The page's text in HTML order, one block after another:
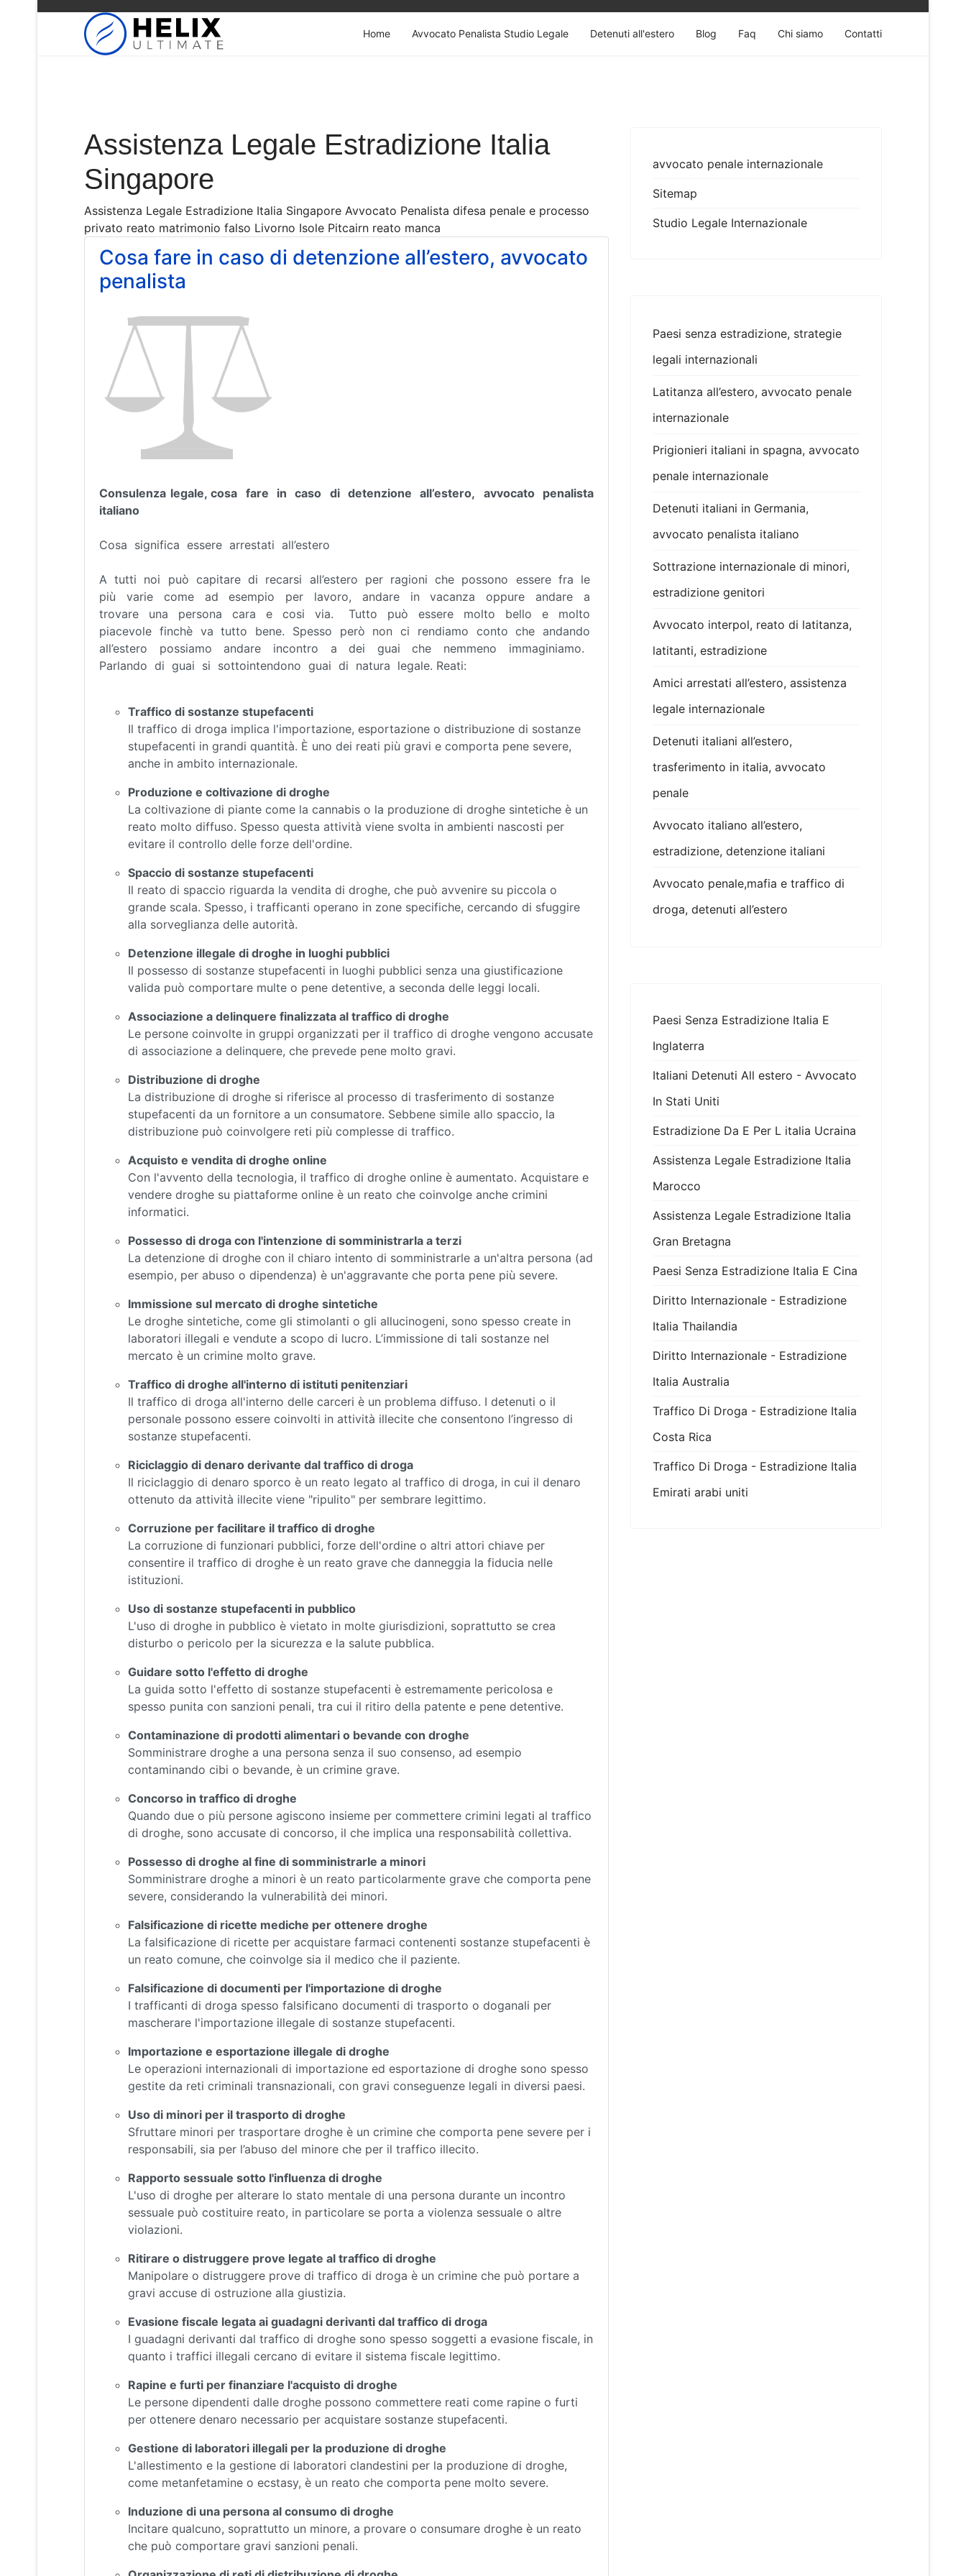
Home Avvocato Penalista Studio Legale Detenuti all'estero Blog Faq Chi siamo Contatti
Assistenza Legale Estradizione Italia
Singapore
Assistenza Legale Estradizione Italia Singapore Avvocato Penalista difesa penale e processo
privato reato matrimonio falso Livorno Isole Pitcairn reato manca
Cosa fare in caso di detenzione all’estero, avvocato
penalista
Consulenza legale, cosa fare in caso di detenzione all’estero, avvocato penalista
italiano
Cosa significa essere arrestati all’estero
A tutti noi può capitare di recarsi all’estero per ragioni che possono essere fra le
più varie come ad esempio per lavoro, andare in vacanza oppure andare a
trovare una persona cara e cosi via. Tutto può essere molto bello e molto
piacevole finchè va tutto bene. Spesso però non ci rendiamo conto che andando
all’estero possiamo andare incontro a dei guai che nemmeno immaginiamo.
Parlando di guai si sottointendono guai di natura legale. Reati:
Traffico di sostanze stupefacenti
Il traffico di droga implica l'importazione, esportazione o distribuzione di sostanze
stupefacenti in grandi quantità. È uno dei reati più gravi e comporta pene severe,
anche in ambito internazionale.
Produzione e coltivazione di droghe
La coltivazione di piante come la cannabis o la produzione di droghe sintetiche è un
reato molto diffuso. Spesso questa attività viene svolta in ambienti nascosti per
evitare il controllo delle forze dell'ordine.
Spaccio di sostanze stupefacenti
Il reato di spaccio riguarda la vendita di droghe, che può avvenire su piccola o
grande scala. Spesso, i trafficanti operano in zone specifiche, cercando di sfuggire
alla sorveglianza delle autorità.
Detenzione illegale di droghe in luoghi pubblici
Il possesso di sostanze stupefacenti in luoghi pubblici senza una giustificazione
valida può comportare multe o pene detentive, a seconda delle leggi locali.
Associazione a delinquere finalizzata al traffico di droghe
Le persone coinvolte in gruppi organizzati per il traffico di droghe vengono accusate
di associazione a delinquere, che prevede pene molto gravi.
Distribuzione di droghe
La distribuzione di droghe si riferisce al processo di trasferimento di sostanze
stupefacenti da un fornitore a un consumatore. Sebbene simile allo spaccio, la
distribuzione può coinvolgere reti più complesse di traffico.
Acquisto e vendita di droghe online
Con l'avvento della tecnologia, il traffico di droghe online è aumentato. Acquistare e
vendere droghe su piattaforme online è un reato che coinvolge anche crimini
informatici.
Possesso di droga con l'intenzione di somministrarla a terzi
La detenzione di droghe con il chiaro intento di somministrarle a un'altra persona (ad
esempio, per abuso o dipendenza) è un'aggravante che porta pene più severe.
Immissione sul mercato di droghe sintetiche
Le droghe sintetiche, come gli stimolanti o gli allucinogeni, sono spesso create in
laboratori illegali e vendute a scopo di lucro. L’immissione di tali sostanze nel
mercato è un crimine molto grave.
Traffico di droghe all'interno di istituti penitenziari
Il traffico di droga all'interno delle carceri è un problema diffuso. I detenuti o il
personale possono essere coinvolti in attività illecite che consentono l’ingresso di
sostanze stupefacenti.
Riciclaggio di denaro derivante dal traffico di droga
Il riciclaggio di denaro sporco è un reato legato al traffico di droga, in cui il denaro
ottenuto da attività illecite viene "ripulito" per sembrare legittimo.
Corruzione per facilitare il traffico di droghe
La corruzione di funzionari pubblici, forze dell'ordine o altri attori chiave per
consentire il traffico di droghe è un reato grave che danneggia la fiducia nelle
istituzioni.
Uso di sostanze stupefacenti in pubblico
L'uso di droghe in pubblico è vietato in molte giurisdizioni, soprattutto se crea
disturbo o pericolo per la sicurezza e la salute pubblica.
Guidare sotto l'effetto di droghe
La guida sotto l'effetto di sostanze stupefacenti è estremamente pericolosa e
spesso punita con sanzioni penali, tra cui il ritiro della patente e pene detentive.
Contaminazione di prodotti alimentari o bevande con droghe
Somministrare droghe a una persona senza il suo consenso, ad esempio
contaminando cibi o bevande, è un crimine grave.
Concorso in traffico di droghe
Quando due o più persone agiscono insieme per commettere crimini legati al traffico
di droghe, sono accusate di concorso, il che implica una responsabilità collettiva.
Possesso di droghe al fine di somministrarle a minori
Somministrare droghe a minori è un reato particolarmente grave che comporta pene
severe, considerando la vulnerabilità dei minori.
Falsificazione di ricette mediche per ottenere droghe
La falsificazione di ricette per acquistare farmaci contenenti sostanze stupefacenti è
un reato comune, che coinvolge sia il medico che il paziente.
Falsificazione di documenti per l'importazione di droghe
I trafficanti di droga spesso falsificano documenti di trasporto o doganali per
mascherare l'importazione illegale di sostanze stupefacenti.
Importazione e esportazione illegale di droghe
Le operazioni internazionali di importazione ed esportazione di droghe sono spesso
gestite da reti criminali transnazionali, con gravi conseguenze legali in diversi paesi.
Uso di minori per il trasporto di droghe
Sfruttare minori per trasportare droghe è un crimine che comporta pene severe per i
responsabili, sia per l’abuso del minore che per il traffico illecito.
Rapporto sessuale sotto l'influenza di droghe
L'uso di droghe per alterare lo stato mentale di una persona durante un incontro
sessuale può costituire reato, in particolare se porta a violenza sessuale o altre
violazioni.
Ritirare o distruggere prove legate al traffico di droghe
Manipolare o distruggere prove di traffico di droga è un crimine che può portare a
gravi accuse di ostruzione alla giustizia.
Evasione fiscale legata ai guadagni derivanti dal traffico di droga
I guadagni derivanti dal traffico di droghe sono spesso soggetti a evasione fiscale, in
quanto i traffici illegali cercano di evitare il sistema fiscale legittimo.
Rapine e furti per finanziare l'acquisto di droghe
Le persone dipendenti dalle droghe possono commettere reati come rapine o furti
per ottenere denaro necessario per acquistare sostanze stupefacenti.
Gestione di laboratori illegali per la produzione di droghe
L'allestimento e la gestione di laboratori clandestini per la produzione di droghe,
come metanfetamine o ecstasy, è un reato che comporta pene molto severe.
Induzione di una persona al consumo di droghe
Incitare qualcuno, soprattutto un minore, a provare o consumare droghe è un reato
che può comportare gravi sanzioni penali.
avvocato penale internazionale
Sitemap
Studio Legale Internazionale
Paesi senza estradizione, strategie
legali internazionali
Latitanza all’estero, avvocato penale
internazionale
Prigionieri italiani in spagna, avvocato
penale internazionale
Detenuti italiani in Germania,
avvocato penalista italiano
Sottrazione internazionale di minori,
estradizione genitori
Avvocato interpol, reato di latitanza,
latitanti, estradizione
Amici arrestati all’estero, assistenza
legale internazionale
Detenuti italiani all’estero,
trasferimento in italia, avvocato
penale
Avvocato italiano all’estero,
estradizione, detenzione italiani
Avvocato penale,mafia e traffico di
droga, detenuti all’estero
Paesi Senza Estradizione Italia E
Inglaterra
Italiani Detenuti All estero - Avvocato
In Stati Uniti
Estradizione Da E Per L italia Ucraina
Assistenza Legale Estradizione Italia
Marocco
Assistenza Legale Estradizione Italia
Gran Bretagna
Paesi Senza Estradizione Italia E Cina
Diritto Internazionale - Estradizione
Italia Thailandia
Diritto Internazionale - Estradizione
Italia Australia
Traffico Di Droga - Estradizione Italia
Costa Rica
Traffico Di Droga - Estradizione Italia
Emirati arabi uniti